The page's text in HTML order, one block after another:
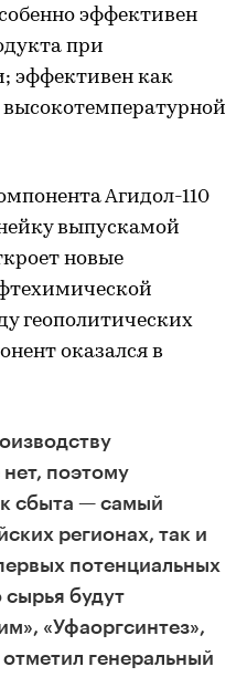
эффективен
при
эффективен как
высокотемпературной
Агидол-110
выпускамой
новые
геополитических
оказался в
нет, поэтому
сбыта — самый
регионах, так и
потенциальных
сырья будут
«Уфаоргсинтез»,
генеральный